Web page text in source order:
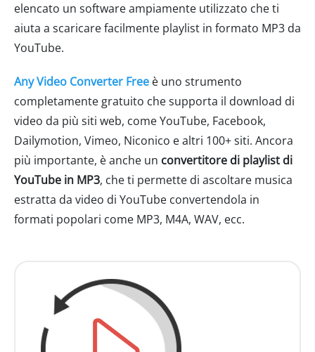
elencato un software ampiamente utilizzato che ti
aiuta a scaricare facilmente playlist in formato MP3 da
YouTube.
Any Video Converter Free è uno strumento
completamente gratuito che supporta il download di
video da più siti web, come YouTube, Facebook,
Dailymotion, Vimeo, Niconico e altri 100+ siti. Ancora
più importante, è anche un convertitore di playlist di
YouTube in MP3, che ti permette di ascoltare musica
estratta da video di YouTube convertendola in
formati popolari come MP3, M4A, WAV, ecc.